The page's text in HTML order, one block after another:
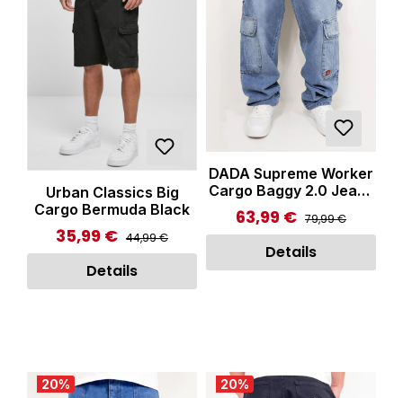
Urban Classics Big
Cargo Bermuda Black
Verkaufspreis:
35,99 € Regulärer Preis:
44,99 €
Details
DADA Supreme Worker
Cargo Baggy 2.0 Jeans
Blue
Verkaufspreis:
63,99 € Regulärer Preis:
79,99 €
Details
20% 20%